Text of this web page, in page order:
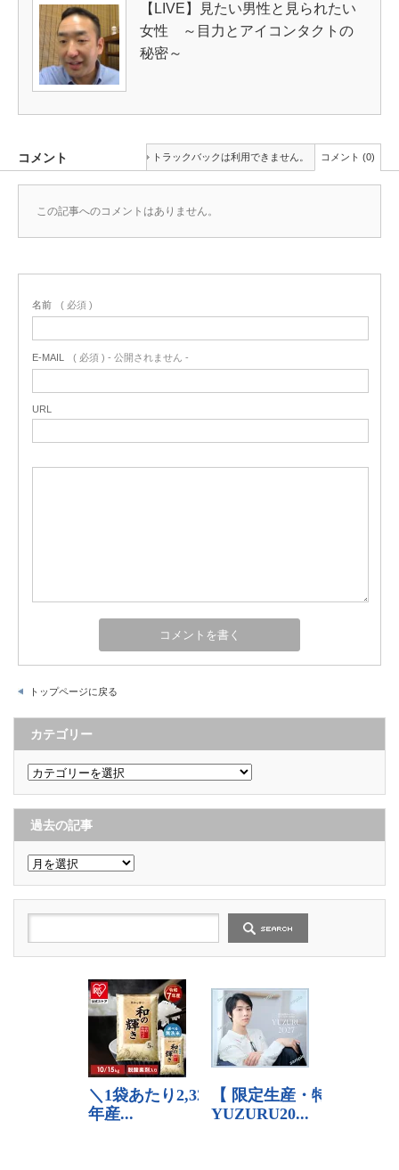
【LIVE】見たい男性と見られたい
女性 ～目力とアイコンタクトの
秘密～
コメント トラックバックは利用できません。 コメント (0)
この記事へのコメントはありません。
名前 ( 必須 )
E-MAIL ( 必須 ) - 公開されません -
URL
トップページに戻る
カテゴリー
カ
テ
ゴ
リ
ー
過去の記事
過
去
の
記
事